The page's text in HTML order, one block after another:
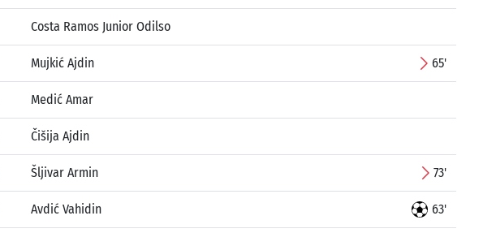
Costa Ramos Junior Odilso
Mujkić Ajdin 65'
Medić Amar
Čišija Ajdin
Šljivar Armin 73'
Avdić Vahidin 63'